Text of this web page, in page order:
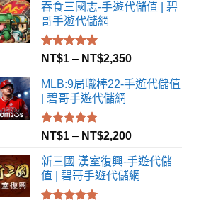
吞食三國志-手遊代儲值 | 碧
哥手遊代儲網
評分 5.00
NT$1 – NT$2,350
MLB:9局職棒22-手遊代儲值
| 碧哥手遊代儲網
評分 5.00
NT$1 – NT$2,200
新三國 漢室復興-手遊代儲
值 | 碧哥手遊代儲網